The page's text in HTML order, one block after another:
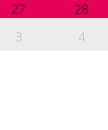
27
28
3 4